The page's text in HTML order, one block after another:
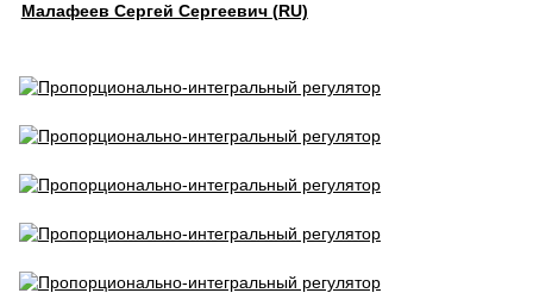
Малафеев Сергей Сергеевич (RU)